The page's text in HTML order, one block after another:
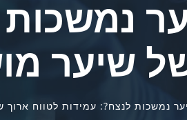
נמשכות
שיער
נמשכות לנצח?: עמידות לטווח ארוך של